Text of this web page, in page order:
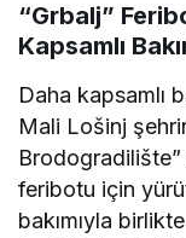
“Grbalj”
Kapsamlı
Daha kapsamlı
Mali Lošinj
Brodogradilište”
feribotu için
bakımıyla